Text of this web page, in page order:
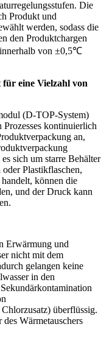
Die
Produkt und
werden, sodass die
den Produktchargen
innerhalb von ±0,5℃
eine Vielzahl von
(D-TOP-System)
Prozesses kontinuierlich
an,
sich um starre Behälter
Plastikflaschen,
können die
und der Druck kann
Erwärmung und
nicht mit dem
gelangen keine
in den
überflüssig.
Wärmetauschers